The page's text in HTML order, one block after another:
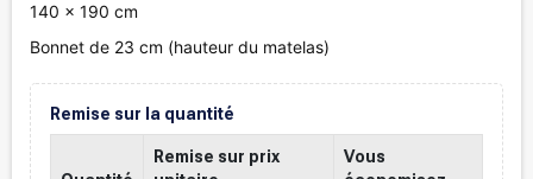
140 x 190 cm
Bonnet de 23 cm (hauteur du matelas)
Remise sur la quantité
Remise sur prix
Vous